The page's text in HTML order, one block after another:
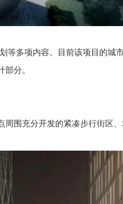
等多项内容。目前该项目的城
分。
围充分开发的紧凑步行街区